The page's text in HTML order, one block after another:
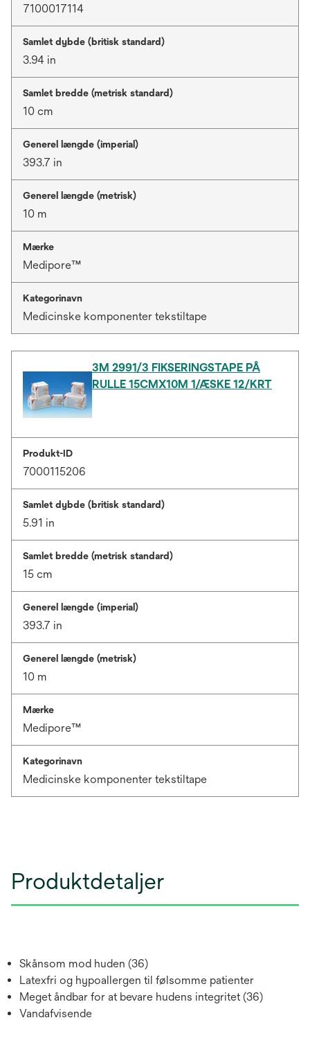
7100017114
Samlet dybde (britisk standard)
3.94 in
Samlet bredde (metrisk standard)
10 cm
Generel længde (imperial)
393.7 in
Generel længde (metrisk)
10 m
Mærke
Medipore™
Kategorinavn
Medicinske komponenter tekstiltape
3M 2991/3 FIKSERINGSTAPE PÅ
RULLE 15CMX10M 1/ÆSKE 12/KRT
Produkt-ID
7000115206
Samlet dybde (britisk standard)
5.91 in
Samlet bredde (metrisk standard)
15 cm
Generel længde (imperial)
393.7 in
Generel længde (metrisk)
10 m
Mærke
Medipore™
Kategorinavn
Medicinske komponenter tekstiltape
Produktdetaljer
Skånsom mod huden (36)
Latexfri og hypoallergen til følsomme patienter
Meget åndbar for at bevare hudens integritet (36)
Vandafvisende